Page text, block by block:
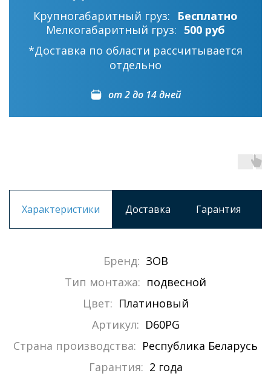
Крупногабаритный груз:
Бесплатно
Мелкогабаритный груз: 500 руб
*Доставка по области рассчитывается
отдельно
от 2 до 14 дней
Характеристики Доставка Гарантия
Бренд: ЗОВ
Тип монтажа: подвесной
Цвет: Платиновый
Артикул: D60PG
Страна производства: Республика Беларусь
Гарантия: 2 года